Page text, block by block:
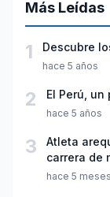
Más Leídas
1 Descubre
hace 5 años
2 El Perú,
hace 5 años
3
Atleta
carrera de
hace 5 meses